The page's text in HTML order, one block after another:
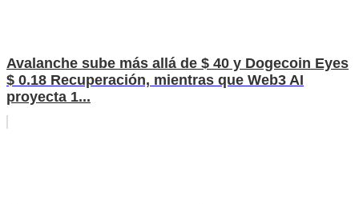
Avalanche sube más allá de $ 40 y Dogecoin Eyes
$ 0.18 Recuperación, mientras que Web3 AI
proyecta 1...